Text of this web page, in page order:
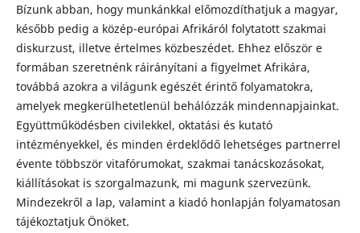
Bízunk abban, hogy munkánkkal előmozdíthatjuk a magyar,
később pedig a közép-európai Afrikáról folytatott szakmai
diskurzust, illetve értelmes közbeszédet. Ehhez először e
formában szeretnénk ráirányítani a figyelmet Afrikára,
továbbá azokra a világunk egészét érintő folyamatokra,
amelyek megkerülhetetlenül behálózzák mindennapjainkat.
Együttműködésben civilekkel, oktatási és kutató
intézményekkel, és minden érdeklődő lehetséges partnerrel
évente többször vitafórumokat, szakmai tanácskozásokat,
kiállításokat is szorgalmazunk, mi magunk szervezünk.
Mindezekről a lap, valamint a kiadó honlapján folyamatosan
tájékoztatjuk Önöket.